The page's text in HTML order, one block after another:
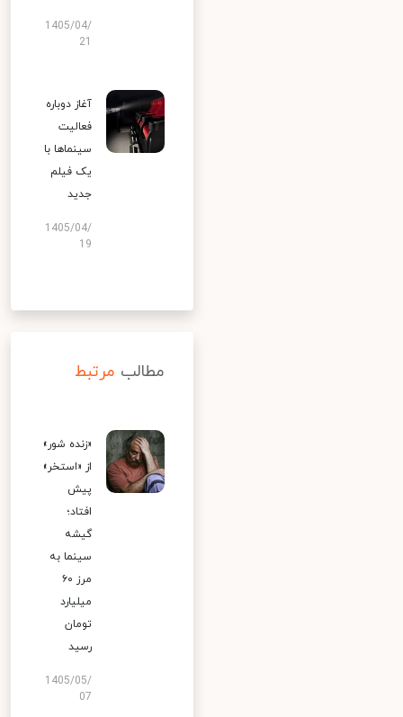
1405/04/
آغاز دوباره
فعالیت
سینماها با
یک فیلم
جدید
1405/04/
19
مطالب مرتبط
«زنده شور»
از «استخر»
پیش
افتاد؛
گیشه
سینما به
مرز ۶۰
میلیارد
تومان
رسید
1405/05/
07